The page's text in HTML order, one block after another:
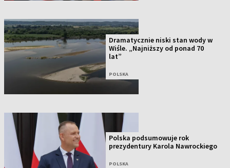
Dramatycznie niski stan wody w
Wiśle. „Najniższy od ponad 70
lat”
POLSKA
Polska podsumowuje rok
prezydentury Karola Nawrockiego
POLSKA